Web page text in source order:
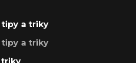
tipy a triky
tipy a triky